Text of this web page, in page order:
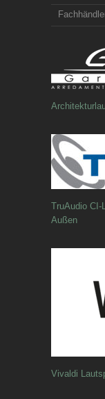
TruAudio CI-
Außen
Vivaldi